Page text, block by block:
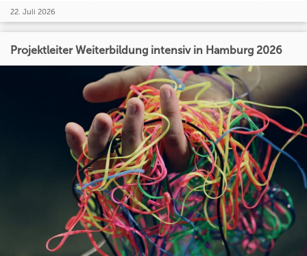
22. Juli 2026
Projektleiter Weiterbildung intensiv in Hamburg 2026